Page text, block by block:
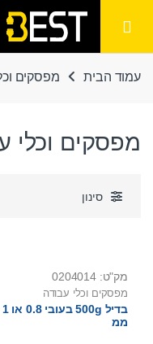
navigation
content
עמוד הבית
מפסקים
מפסקים וכלי
סינון
מק"ט: 0204014
מפסקים וכלי עבודה
בדיל 500g בעובי 0.8 או 1
ממ